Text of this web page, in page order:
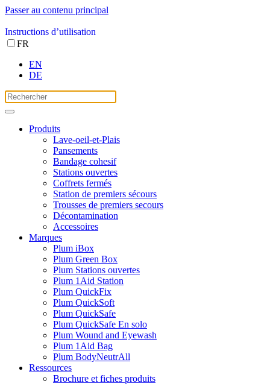
Passer au contenu principal
Instructions d’utilisation
FR
EN
DE
Produits
Lave-oeil-et-Plais
Pansements
Bandage cohesif
Stations ouvertes
Coffrets fermés
Station de premiers sécours
Trousses de premiers secours
Décontamination
Accessoires
Marques
Plum iBox
Plum Green Box
Plum Stations ouvertes
Plum 1Aid Station
Plum QuickFix
Plum QuickSoft
Plum QuickSafe
Plum QuickSafe En solo
Plum Wound and Eyewash
Plum 1Aid Bag
Plum BodyNeutrAll
Ressources
Brochure et fiches produits